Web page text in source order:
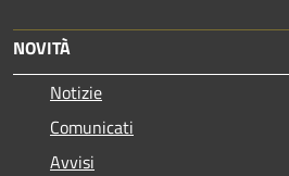
NOVITÀ
Notizie
Comunicati
Avvisi